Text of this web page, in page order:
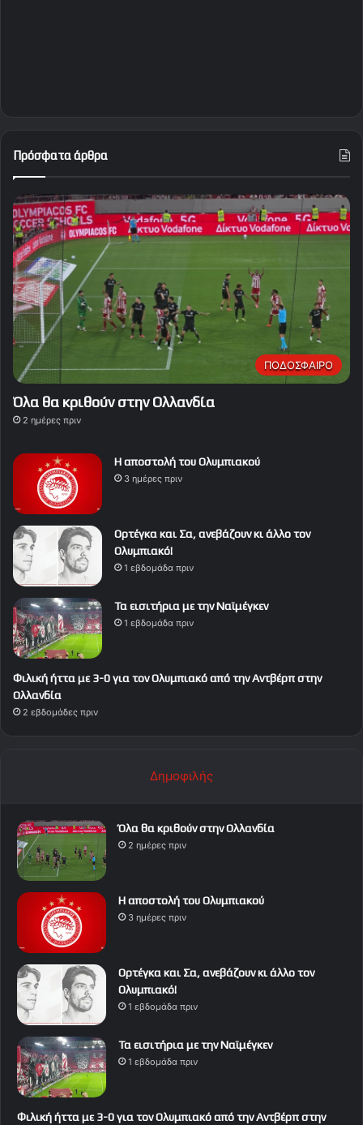
Πρόσφατα άρθρα
ΠΟΔΟΣΦΑΙΡΟ
Όλα θα κριθούν στην Ολλανδία
2 ημέρες πριν
Η αποστολή του Ολυμπιακού
3 ημέρες πριν
Ορτέγκα και Σα, ανεβάζουν κι άλλο τον
Ολυμπιακό!
1 εβδομάδα πριν
Τα εισιτήρια με την Ναϊμέγκεν
1 εβδομάδα πριν
Φιλική ήττα με 3-0 για τον Ολυμπιακό από την Αντβέρπ στην
Ολλανδία
2 εβδομάδες πριν
Δημοφιλής
Όλα θα κριθούν στην Ολλανδία
2 ημέρες πριν
Η αποστολή του Ολυμπιακού
3 ημέρες πριν
Ορτέγκα και Σα, ανεβάζουν κι άλλο τον
Ολυμπιακό!
1 εβδομάδα πριν
Τα εισιτήρια με την Ναϊμέγκεν
1 εβδομάδα πριν
Φιλική ήττα με 3-0 για τον Ολυμπιακό από την Αντβέρπ στην